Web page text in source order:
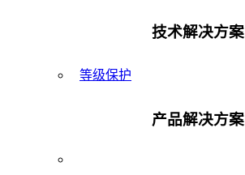
技术解决方案
等级保护
产品解决方案